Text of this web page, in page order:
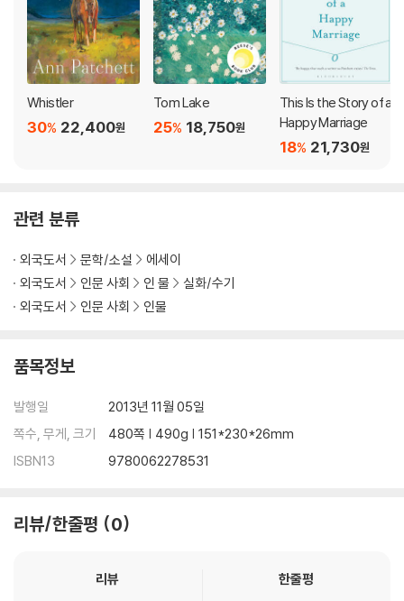
This is the Story of a Happy Marriage.
This Is the Story of a Happy Marriage takes us into the very re
al world of Ann Patchett’s life. Stretching from her childhood t
o the present day, from a disastrous early marriage to a later
happy one, it covers a multitude of topics, including relationsh
ips with family and friends, and charts the hard work and joy of
As she shares stories of the people, places, ideals, and art to
which she has remained indelibly committed, Ann Patchett bri
ngs into focus the large experiences and small moments that
have shaped her as a daughter, wife, and writer.
Whistler
22,400원
30%
Tom Lake
18,750원
25%
This Is the Story of a
Happy Marriage
21,730원
18%
관련 분류
외국도서 문학/소설
에세이
외국도서
인문 사회 인 물
실화/수기
외국도서
인문 사회 인물
품목정보
발행일
2013년 11월 05일
쪽수, 무게, 크기
480쪽 | 490g | 151*230*26mm
ISBN13
9780062278531
리뷰/한줄평 0
리뷰
한줄평